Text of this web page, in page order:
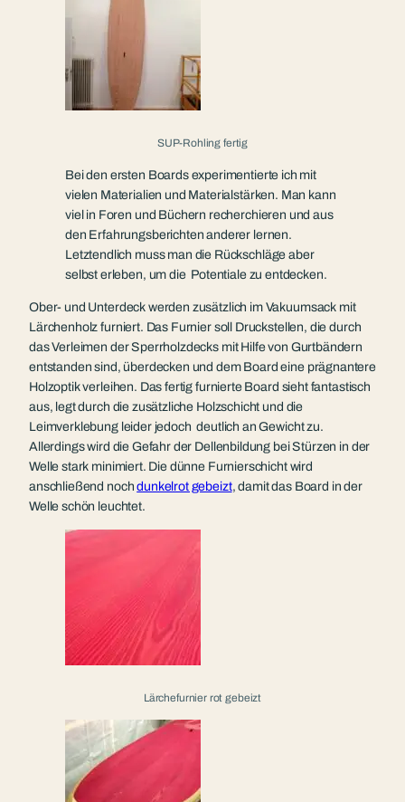
SUP-Rohling fertig
Bei den ersten Boards experimentierte ich mit
vielen Materialien und Materialstärken. Man kann
viel in Foren und Büchern recherchieren und aus
den Erfahrungsberichten anderer lernen.
Letztendlich muss man die Rückschläge aber
selbst erleben, um die Potentiale zu entdecken.
Ober- und Unterdeck werden zusätzlich im Vakuumsack mit
Lärchenholz furniert. Das Furnier soll Druckstellen, die durch
das Verleimen der Sperrholzdecks mit Hilfe von Gurtbändern
entstanden sind, überdecken und dem Board eine prägnantere
Holzoptik verleihen. Das fertig furnierte Board sieht fantastisch
aus, legt durch die zusätzliche Holzschicht und die
Leimverklebung leider jedoch deutlich an Gewicht zu.
Allerdings wird die Gefahr der Dellenbildung bei Stürzen in der
Welle stark minimiert. Die dünne Furnierschicht wird
anschließend nochdunkelrot gebeizt, damit das Board in der
Welle schön leuchtet.
Lärchefurnier rot gebeizt